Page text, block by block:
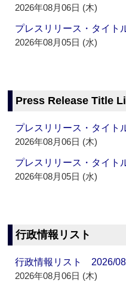
2026年08月06日 (木)
プレスリリース・タイ
2026年08月05日 (水)
Press Release Title
プレスリリース・タイ
2026年08月06日 (木)
プレスリリース・タイ
2026年08月05日 (水)
行政情報リスト
行政情報リスト 2026/
2026年08月06日 (木)